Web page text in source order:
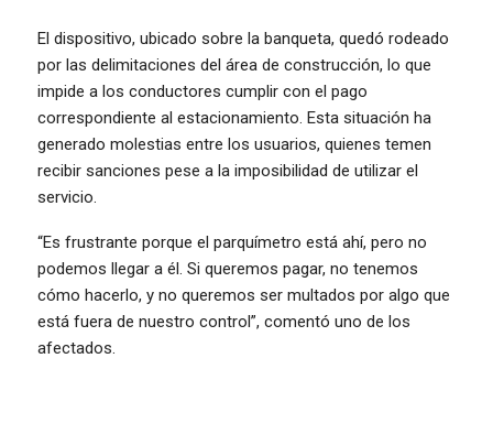
El dispositivo, ubicado sobre la banqueta, quedó rodeado
por las delimitaciones del área de construcción, lo que
impide a los conductores cumplir con el pago
correspondiente al estacionamiento. Esta situación ha
generado molestias entre los usuarios, quienes temen
recibir sanciones pese a la imposibilidad de utilizar el
servicio.
“Es frustrante porque el parquímetro está ahí, pero no
podemos llegar a él. Si queremos pagar, no tenemos
cómo hacerlo, y no queremos ser multados por algo que
está fuera de nuestro control”, comentó uno de los
afectados.